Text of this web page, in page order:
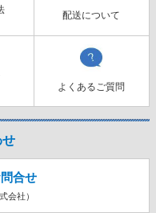
配送について
よくあるご質問
合せ
会社）